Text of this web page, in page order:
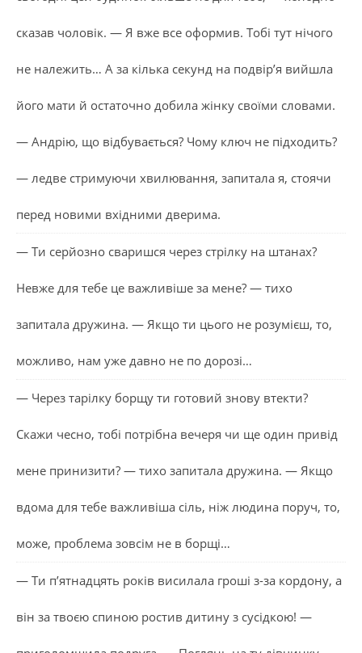
сказав чоловік. — Я вже все оформив. Тобі тут нічого
не належить… А за кілька секунд на подвір’я вийшла
його мати й остаточно добила жінку своїми словами.
— Андрію, що відбувається? Чому ключ не підходить?
— ледве стримуючи хвилювання, запитала я, стоячи
перед новими вхідними дверима.
— Ти серйозно сваришся через стрілку на штанах?
Невже для тебе це важливіше за мене? — тихо
запитала дружина. — Якщо ти цього не розумієш, то,
можливо, нам уже давно не по дорозі…
— Через тарілку борщу ти готовий знову втекти?
Скажи чесно, тобі потрібна вечеря чи ще один привід
мене принизити? — тихо запитала дружина. — Якщо
вдома для тебе важливіша сіль, ніж людина поруч, то,
може, проблема зовсім не в борщі…
— Ти п’ятнадцять років висилала гроші з-за кордону, а
він за твоєю спиною ростив дитину з сусідкою! —